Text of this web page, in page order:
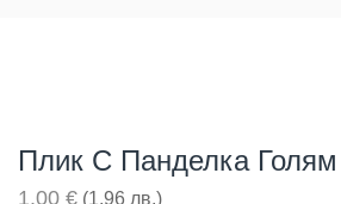
Плик С Панделка Голям
1.00 € (1.96 лв.)